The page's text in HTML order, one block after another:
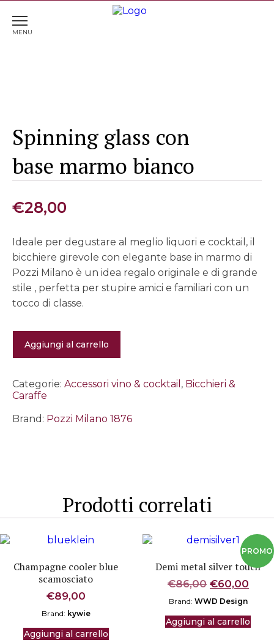
Home Accessori vino & cocktail
base marmo bianco
Spinning glass con
base marmo bianco
€28,00
Ideale per degustare al meglio liquori e cocktail, il
bicchiere girevole con elegante base in marmo di
Pozzi Milano è un idea regalo originale e di grande
stile , perfetta per stupire amici e familiari con un
tocco di classe.
glass
con
marmo
bianco
Aggiungi al carrello
Categorie: Accessori vino & cocktail , Bicchieri &
Caraffe
Brand: Pozzi Milano 1876
Prodotti correlati
Champagne cooler blue
scamosciato
€89,00
Brand: kywie
Aggiungi al carrello
Demi metal silver touch
€86,00 Il
prezzo
originale
era:
€60,00Il
è:
Brand: WWD Design
Aggiungi al carrello